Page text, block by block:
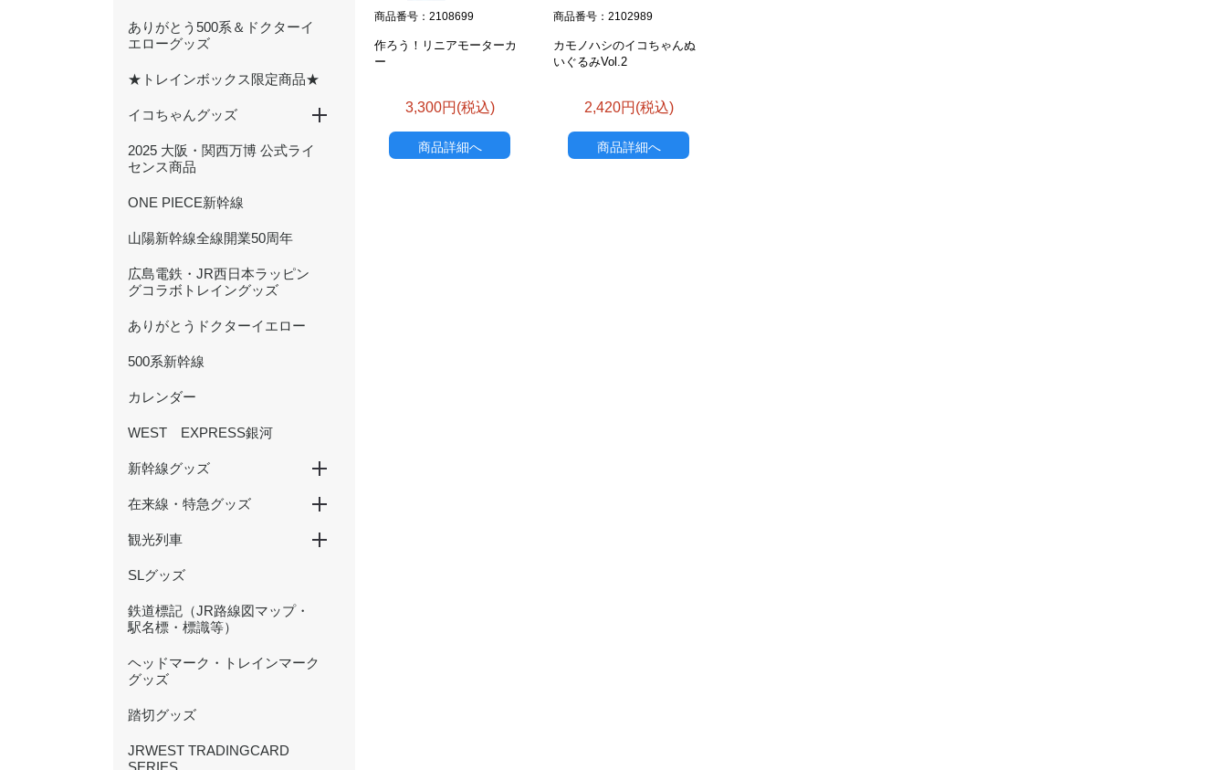
ありがとう500系＆ドクターイ
エローグッズ
★トレインボックス限定商品★
イコちゃんグッズ
ICOCA20周年記念グッズ
ぬいぐるみ
文具
ハンカチ・タオル
キーホルダー・アクセサリー
雑貨・日用品
バッグ・ポーチ
2025 大阪・関西万博 公式ライ
センス商品
ONE PIECE新幹線
山陽新幹線全線開業50周年
広島電鉄・JR西日本ラッピン
グコラボトレイングッズ
ありがとうドクターイエロー
500系新幹線
カレンダー
WEST EXPRESS銀河
新幹線グッズ
山陽新幹線
北陸新幹線
500 TYPE EVA
在来線・特急グッズ
国鉄型列車
201系
大阪環状線
新快速
特急くろしお
特急まほろば(安寧・悠久)
特急やくも（381・273系
かにカニエクスプレス
トワイライトエクスプレス
北陸本線（サンダーバード・
観光列車
SAKU美SAKU楽
あめつち
はなあかり
SLグッズ
鉄道標記（JR路線図マップ・
駅名標・標識等）
ヘッドマーク・トレインマーク
グッズ
踏切グッズ
JRWEST TRADINGCARD
SERIES
商品番号：2108699
作ろう！リニアモーターカ
ー
3,300円(税込)
商品詳細へ
商品番号：2102989
カモノハシのイコちゃんぬ
いぐるみVol.2
2,420円(税込)
商品詳細へ